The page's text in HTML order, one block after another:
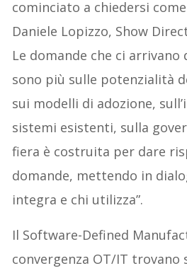
cominciato a chiedersi
Daniele Lopizzo, Show
Le domande che ci arrivano
sono più sulle potenzialità
sui modelli di adozione,
sistemi esistenti, sulla
fiera è costruita per dare
domande, mettendo in
integra e chi utilizza”.
Il Software-Defined
convergenza OT/IT trovano